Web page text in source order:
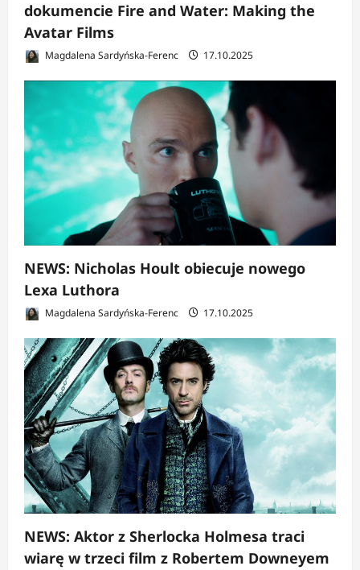
dokumencie Fire and Water: Making the
Avatar Films
Magdalena Sardyńska-Ferenc 17.10.2025
NEWS: Nicholas Hoult obiecuje nowego
Lexa Luthora
Magdalena Sardyńska-Ferenc 17.10.2025
NEWS: Aktor z Sherlocka Holmesa traci
wiarę w trzeci film z Robertem Downeyem